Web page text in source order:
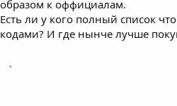
образом к оффициалам.
Есть ли у кого полный список
кодами? И где нынче лучше